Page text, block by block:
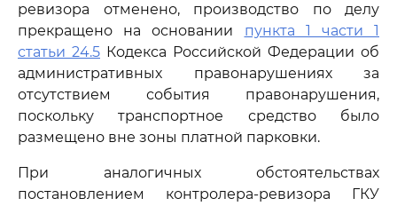
ревизора отменено, производство по делу
прекращено на основании пункта 1 части 1
статьи 24.5 Кодекса Российской Федерации об
административных правонарушениях за
отсутствием события правонарушения,
поскольку транспортное средство было
размещено вне зоны платной парковки.
При аналогичных обстоятельствах
постановлением контролера-ревизора ГКУ